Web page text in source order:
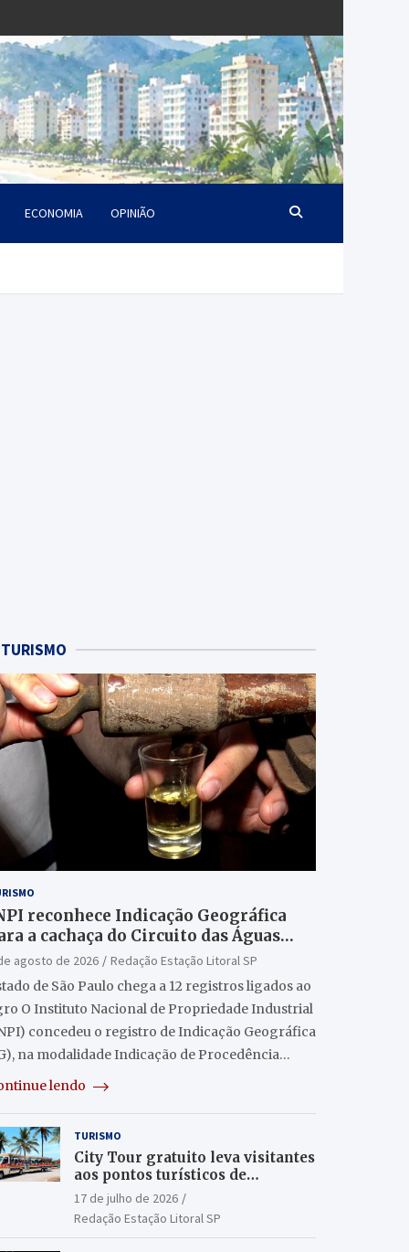
ECONOMIA OPINIÃO
TURISMO
reconhece Indicação Geográfica
a cachaça do Circuito das Águas
agosto de 2026
Redação Estação Litoral SP
de São Paulo chega a 12 registros ligados ao
O Instituto Nacional de Propriedade Industrial
concedeu o registro de Indicação Geográfica
na modalidade Indicação de Procedência…
lendo
TURISMO
City Tour gratuito leva visitantes
aos pontos turísticos de
Itanhaém
17 de julho de 2026
Redação Estação Litoral SP